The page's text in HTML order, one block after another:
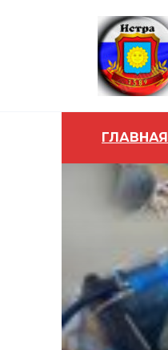
ГЛАВНАЯ